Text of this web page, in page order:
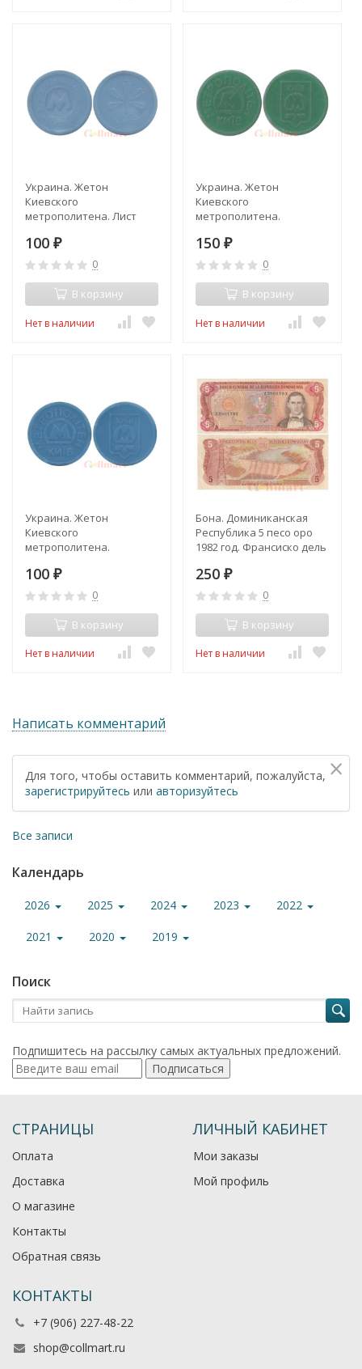
Украина. Жетон
Киевского
метрополитена. Лист
(голубой)
100 ₽
0
В корзину
Нет в наличии
Украина. Жетон
Киевского
метрополитена.
(зеленый)
150 ₽
0
В корзину
Нет в наличии
Украина. Жетон
Киевского
метрополитена.
100 ₽
0
В корзину
Нет в наличии
Бона. Доминиканская
Республика 5 песо оро
1982 год. Франсиско дель
250 ₽
0
В корзину
Нет в наличии
Написать комментарий
×
Для того, чтобы оставить комментарий, пожалуйста,
зарегистрируйтесь или авторизуйтесь
Все записи
Календарь
2026 2025 2024 2023 2022
2021 2020 2019
Поиск
Подпишитесь на рассылку самых актуальных предложений.
Подписаться
СТРАНИЦЫ
Оплата
Доставка
О магазине
Контакты
Обратная связь
ЛИЧНЫЙ КАБИНЕТ
Мои заказы
Мой профиль
КОНТАКТЫ
+7 (906) 227-48-22
shop@collmart.ru